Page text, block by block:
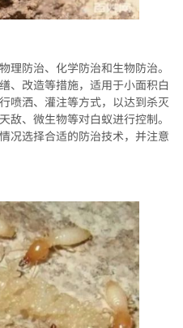
理防治、化学防治和生物防治。
、改造等措施，适用于小面积白
喷洒、灌注等方式，以达到杀灭
敌、微生物等对白蚁进行控制。
况选择合适的防治技术，并注意